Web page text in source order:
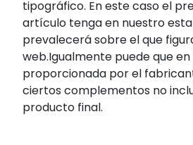
tipográfico. En este caso el
artículo tenga en nuestro
prevalecerá sobre el que
web.Igualmente puede que
proporcionada por el
ciertos complementos no
producto final.